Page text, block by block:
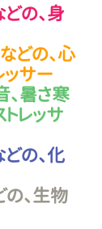
の、身
どの、心
ッサー
、暑さ寒
レッサ
の、化
の、生物